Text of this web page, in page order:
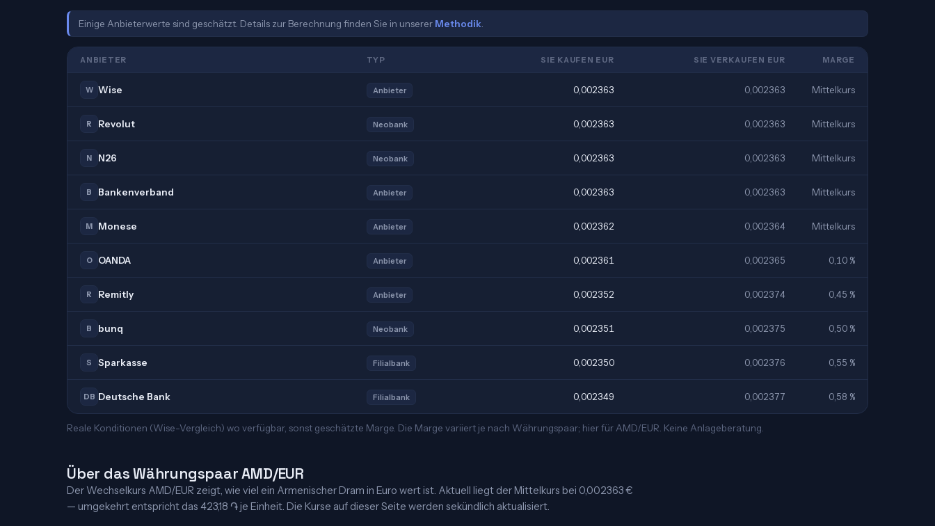
Einige Anbieterwerte sind geschätzt. Details zur Berechnung finden Sie in unserer Methodik
ANBIETER TYP SIE KAUFEN EUR SIE VERKAUFEN EUR MARGE
W Wise Anbieter 0,002363 0,002363 Mittelkurs
R Revolut Neobank 0,002363 0,002363 Mittelkurs
N N26 Neobank 0,002363 0,002363 Mittelkurs
B Bankenverband Anbieter 0,002363 0,002363 Mittelkurs
M Monese Anbieter 0,002362 0,002364 Mittelkurs
O OANDA Anbieter 0,002361 0,002365 0,10 %
R Remitly Anbieter 0,002352 0,002374 0,45 %
B bunq Neobank 0,002351 0,002375 0,50 %
S Sparkasse Filialbank 0,002350 0,002376 0,55 %
DB Deutsche Bank Filialbank 0,002349 0,002377 0,58 %
Reale Konditionen (Wise-Vergleich) wo verfügbar, sonst geschätzte Marge. Die Marge variiert je nach Währungspaar; hier für AMD/EUR. Keine Anlageberatung.
Über das Währungspaar AMD/EUR
Der Wechselkurs AMD/EUR zeigt, wie viel ein Armenischer Dram in Euro wert ist. Aktuell liegt der Mittelkurs bei 0,002363 €
— umgekehrt entspricht das 423,18 ֏ je Einheit. Die Kurse auf dieser Seite werden sekündlich aktualisiert.